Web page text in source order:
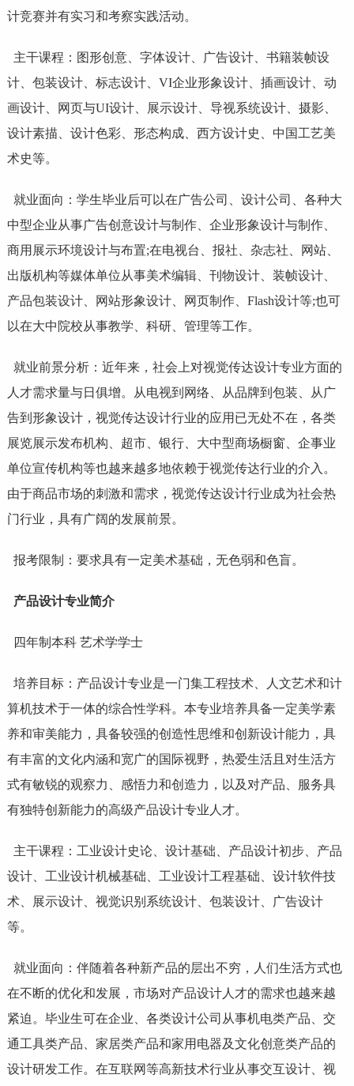
计竞赛并有实习和考察实践活动。
主干课程：图形创意、字体设计、广告设计、书籍装帧设
计、 包装设计、标志设计、VI企业形象设计、 插画设计、动
画设计、网页与UI设计、展示设计、导视系统设计、摄影、
设计素描、设计色彩、形态构成、西方设计史、中国 工艺美
术史等。
就业面向：学生毕业后可以在广告公司、设计公司、各种大
中型企业从事广告创意设计与制作、企业形象设计与制作、
商用展示环境设计与布置;在电视台、报社、杂志社、网站、
出版机构等媒体单位从事美术编辑、刊物设计、装帧设计、
产品包装设计、网站形象设计、网页制作、Flash设计等;也可
以在大中院校从事教学、科研、管理等工作。
就业前景分析：近年来，社会上对视觉传达设计专业方面的
人才需求量与日俱增。从电视到网络、从品牌到包装、从广
告到形象设计，视觉传达设计行业的应用已无处不在，各类
展览展示发布机构、超市、银行、大中型商场橱窗、企事业
单位宣传机构等也越来越多地依赖于视觉传达行业的介入。
由于商品市场的刺激和需求，视觉传达设计行业成为社会热
门行业，具有广阔的发展前景。
报考限制：要求具有一定美术基础，无色弱和色盲。
产品设计专业简介
四年制本科 艺术学学士
培养目标：产品设计专业是一门集工程技术、人文艺术和计
算机技术于一体的综合性学科。本专业培养具备一定美学素
养和审美能力，具备较强的创造性思维和创新设计能力，具
有丰富的文化内涵和宽广的国际视野，热爱生活且对生活方
式有敏锐的观察力、感悟力和创造力，以及对产品、服务具
有独特创新能力的高级产品设计专业人才。
主干课程：工业设计史论、设计基础、产品设计初步、产品
设计、工业设计机械基础、工业设计工程基础、设计软件技
术、展示设计、视觉识别系统设计、包装设计、广告设计
等。
就业面向：伴随着各种新产品的层出不穷，人们生活方式也
在不断的优化和发展，市场对产品设计人才的需求也越来越
紧迫。毕业生可在企业、各类设计公司从事机电类产品、交
通工具类产品、家居类产品和家用电器及文化创意类产品的
设计研发工作。在互联网等高新技术行业从事交互设计、视